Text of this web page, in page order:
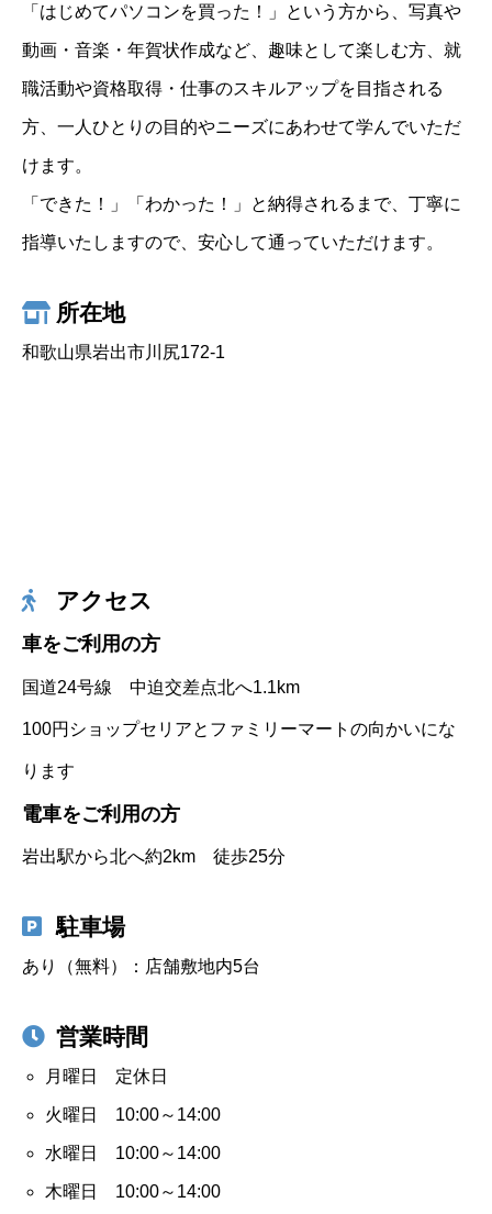
「はじめてパソコンを買った！」という方から、写真や
動画・音楽・年賀状作成など、趣味として楽しむ方、就
職活動や資格取得・仕事のスキルアップを目指される
方、一人ひとりの目的やニーズにあわせて学んでいただ
けます。
「できた！」「わかった！」と納得されるまで、丁寧に
指導いたしますので、安心して通っていただけます。
所在地
和歌山県岩出市川尻172-1
アクセス
車をご利用の方
国道24号線 中迫交差点北へ1.1km
100円ショップセリアとファミリーマートの向かいにな
ります
電車をご利用の方
岩出駅から北へ約2km 徒歩25分
駐車場
あり（無料）：店舗敷地内5台
営業時間
月曜日 定休日
火曜日 10:00～14:00
水曜日 10:00～14:00
木曜日 10:00～14:00